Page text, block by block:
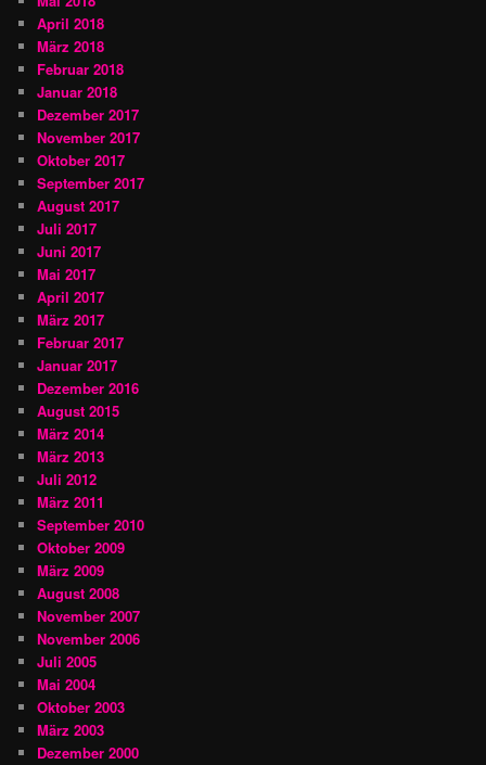
April 2018
März 2018
Februar 2018
Januar 2018
Dezember 2017
November 2017
Oktober 2017
September 2017
August 2017
Juli 2017
Juni 2017
Mai 2017
April 2017
März 2017
Februar 2017
Januar 2017
Dezember 2016
August 2015
März 2014
März 2013
Juli 2012
März 2011
September 2010
Oktober 2009
März 2009
August 2008
November 2007
November 2006
Juli 2005
Mai 2004
Oktober 2003
März 2003
Dezember 2000